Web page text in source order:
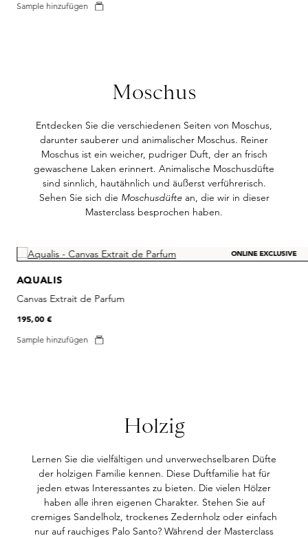
Sample hinzufügen
Moschus
Entdecken Sie die verschiedenen Seiten von Moschus,
darunter sauberer und animalischer Moschus. Reiner
Moschus ist ein weicher, pudriger Duft, der an frisch
gewaschene Laken erinnert. Animalische Moschusdüfte
sind sinnlich, hautähnlich und äußerst verführerisch.
Sehen Sie sich die Moschusdüftean, die wir in dieser
Masterclass besprochen haben.
Skip product gallery ONLINE EXCLUSIVE
AQUALIS
Canvas Extrait de Parfum
Sample hinzufügen
195,00 €
Holzig
Lernen Sie die vielfältigen und unverwechselbaren Düfte
der holzigen Familie kennen. Diese Duftfamilie hat für
jeden etwas Interessantes zu bieten. Die vielen Hölzer
haben alle ihren eigenen Charakter. Stehen Sie auf
cremiges Sandelholz, trockenes Zedernholz oder einfach
nur auf rauchiges Palo Santo? Während der Masterclass